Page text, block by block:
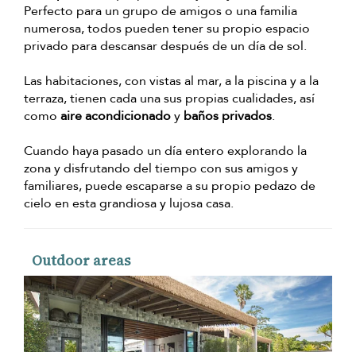
Perfecto para un grupo de amigos o una familia
numerosa, todos pueden tener su propio espacio
privado para descansar después de un día de sol.
Las habitaciones, con vistas al mar, a la piscina y a la
terraza, tienen cada una sus propias cualidades, así
como aire acondicionadoy baños privados.
Cuando haya pasado un día entero explorando la
zona y disfrutando del tiempo con sus amigos y
familiares, puede escaparse a su propio pedazo de
cielo en esta grandiosa y lujosa casa.
Outdoor areas